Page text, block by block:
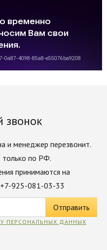
звонок
и менеджер перезвонит.
только по РФ.
принимаются на
925-081-03-33
ПЕРСОНАЛЬНЫХ ДАННЫХ